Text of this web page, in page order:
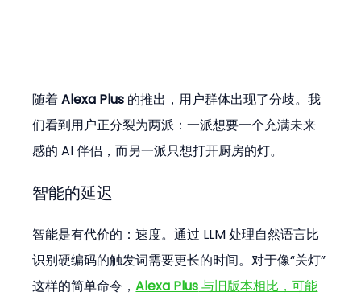
随着 Alexa Plus 的推出，用户群体出现了分歧。我
们看到用户正分裂为两派：一派想要一个充满未来
感的 AI 伴侣，而另一派只想打开厨房的灯。
智能的延迟
智能是有代价的：速度。通过 LLM 处理自然语言比
识别硬编码的触发词需要更长的时间。对于像“关灯”
这样的简单命令，Alexa Plus 与旧版本相比，可能